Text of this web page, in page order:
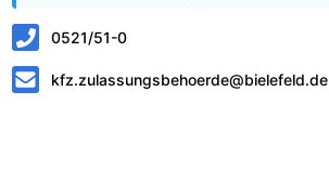
0521/51-0
kfz.zulassungsbehoerde@bielefeld.de